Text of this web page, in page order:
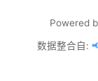
Powered
数据整合自: